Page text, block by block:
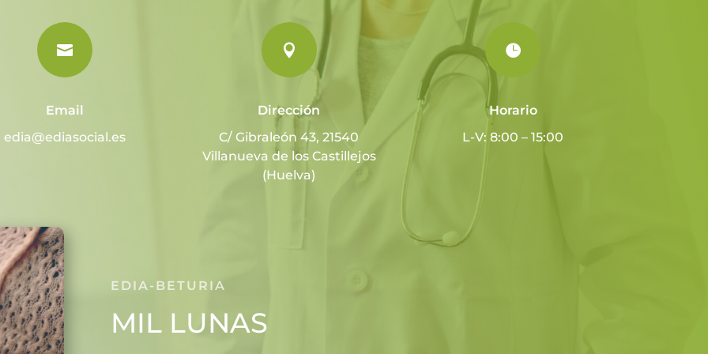

Email
edia@ediasocial.es

Dirección
C/ Gibraleón 43, 21540
Villanueva de los Castillejos
(Huelva)

Horario
L-V: 8:00 – 15:00
EDIA-BETURIA
MIL LUNAS